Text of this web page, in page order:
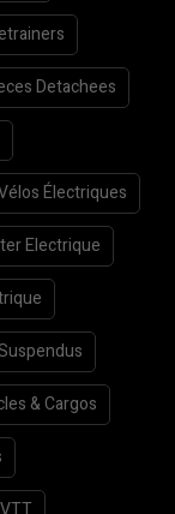
Detachees
Électriques
Electrique
& Cargos